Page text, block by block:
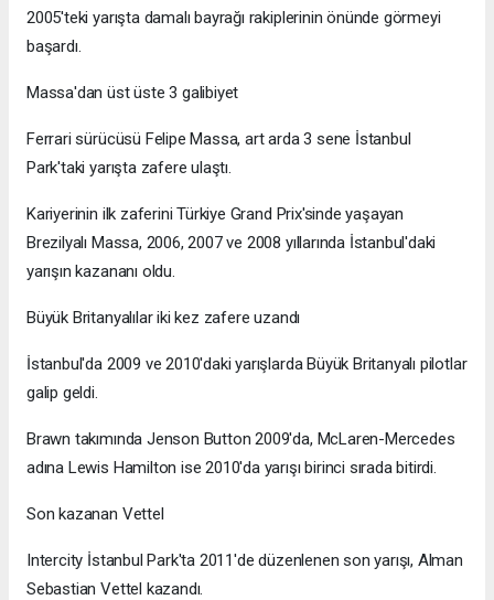
2005'teki yarışta damalı bayrağı rakiplerinin önünde görmeyi
başardı.
Massa'dan üst üste 3 galibiyet
Ferrari sürücüsü Felipe Massa, art arda 3 sene İstanbul
Park'taki yarışta zafere ulaştı.
Kariyerinin ilk zaferini Türkiye Grand Prix'sinde yaşayan
Brezilyalı Massa, 2006, 2007 ve 2008 yıllarında İstanbul'daki
yarışın kazananı oldu.
Büyük Britanyalılar iki kez zafere uzandı
İstanbul'da 2009 ve 2010'daki yarışlarda Büyük Britanyalı pilotlar
galip geldi.
Brawn takımında Jenson Button 2009'da, McLaren-Mercedes
adına Lewis Hamilton ise 2010'da yarışı birinci sırada bitirdi.
Son kazanan Vettel
Intercity İstanbul Park'ta 2011'de düzenlenen son yarışı, Alman
Sebastian Vettel kazandı.